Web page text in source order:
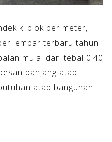
kliplok per meter,
lembar terbaru tahun
mulai dari tebal 0.40
panjang atap
atap bangunan.